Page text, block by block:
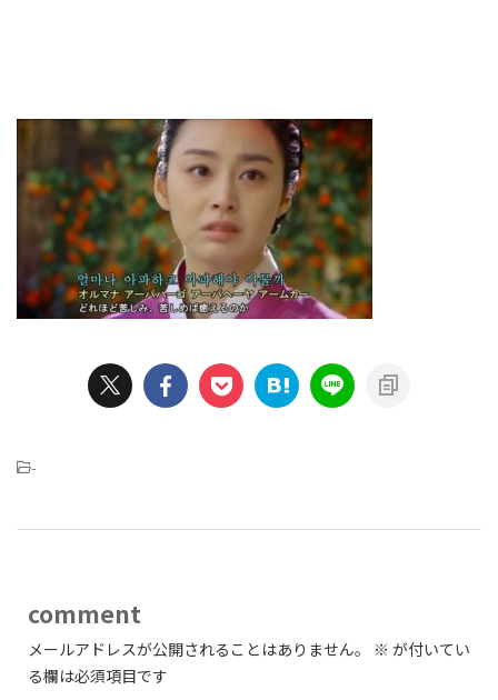
-
comment
メールアドレスが公開されることはありません。 ※ が付いてい
る欄は必須項目です